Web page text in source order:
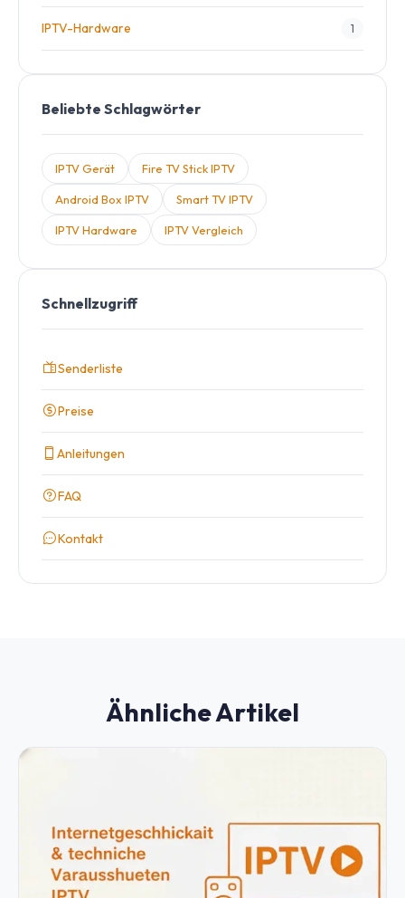
IPTV-Hardware 1
Beliebte Schlagwörter
IPTV Gerät Fire TV Stick IPTV
Android Box IPTV Smart TV IPTV
IPTV Hardware IPTV Vergleich
Schnellzugriff
Senderliste
Preise
Anleitungen
FAQ
Kontakt
Ähnliche Artikel